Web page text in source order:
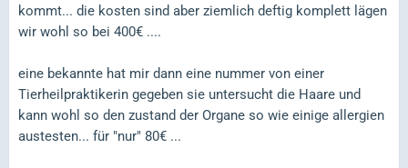
kommt... die kosten sind aber ziemlich deftig komplett lägen
wir wohl so bei 400€ ....
eine bekannte hat mir dann eine nummer von einer
Tierheilpraktikerin gegeben sie untersucht die Haare und
kann wohl so den zustand der Organe so wie einige allergien
austesten... für "nur" 80€ ...